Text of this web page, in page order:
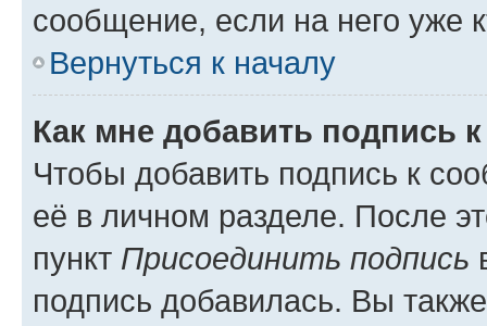
сообщение, если на него уже
Вернуться к началу
Как мне добавить подпись
Чтобы добавить подпись к
её в личном разделе. После
пункт Присоединить подпись
подпись добавилась. Вы